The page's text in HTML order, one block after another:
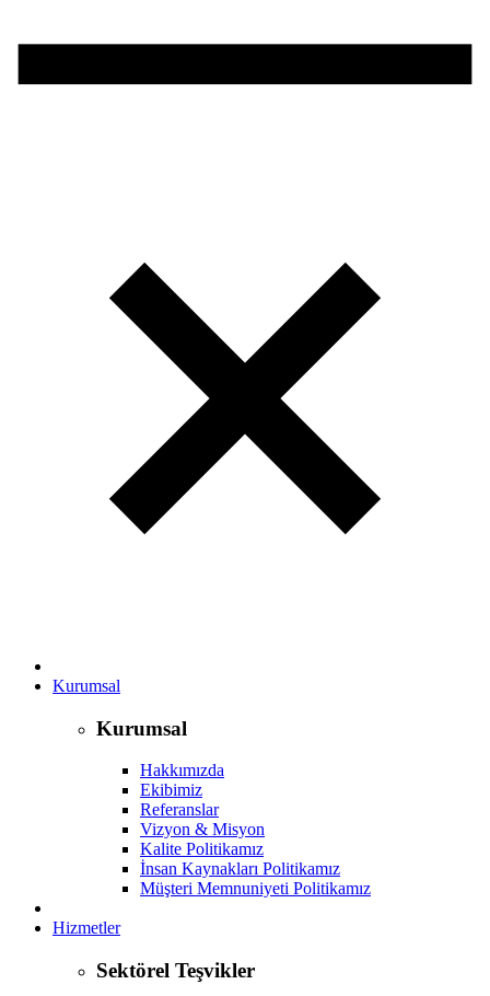
Kurumsal
Kurumsal
Hakkımızda
Ekibimiz
Referanslar
Vizyon & Misyon
Kalite Politikamız
İnsan Kaynakları Politikamız
Müşteri Memnuniyeti Politikamız
Hizmetler
Sektörel Teşvikler